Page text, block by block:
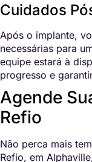
Cuidados
Após o implante,
necessárias para
equipe estará à
progresso e
Agende
Refio
Não perca mais
Refio, em